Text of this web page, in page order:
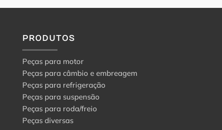
PRODUTOS
Peças para motor
Peças para câmbio e embreagem
Peças para refrigeração
Peças para suspensão
Peças para roda/freio
Peças diversas